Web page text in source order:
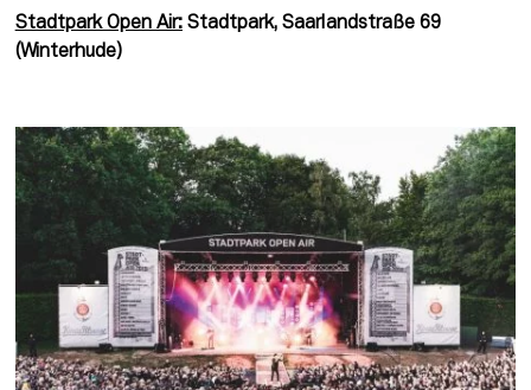
Stadtpark Open Air: Stadtpark, Saarlandstraße 69
(Winterhude)